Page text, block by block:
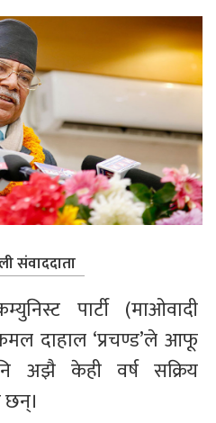
संवाददाता
पार्टी (माओवादी
दाहाल ‘प्रचण्ड’ले आफू
अझै केही वर्ष सक्रिय
छन्।